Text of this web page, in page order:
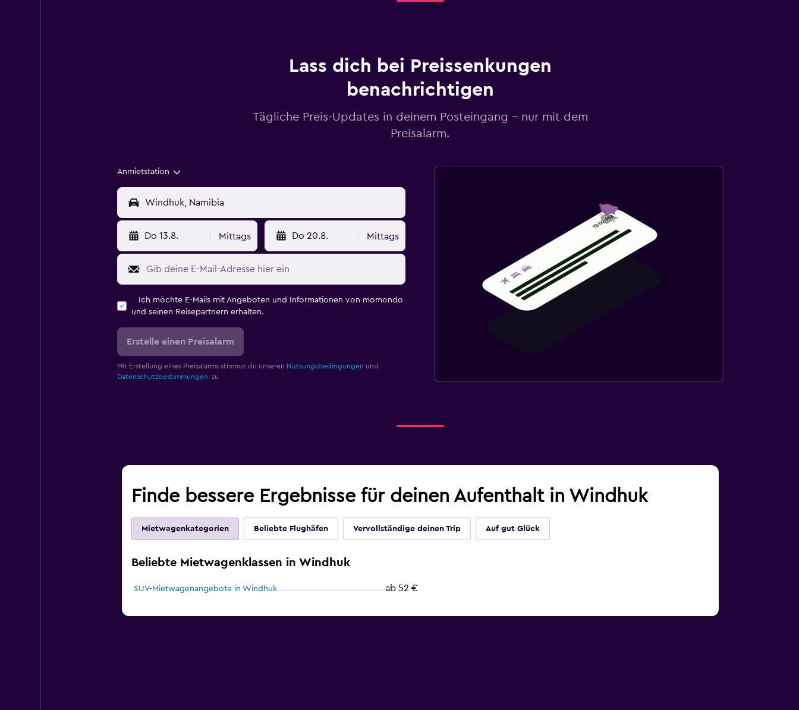
Lass dich bei Preissenkungen
benachrichtigen
Tägliche Preis-Updates in deinem Posteingang – nur mit dem
Preisalarm.
Anmietstation
Do 13.8. Mittags Do 20.8. Mittags
Ich möchte E-Mails mit Angeboten und Informationen von momondo
und seinen Reisepartnern erhalten.
Erstelle einen Preisalarm
Mit Erstellung eines Preisalarms stimmst du unseren Nutzungsbedingungen und
Datenschutzbestimmungen.zu
Finde bessere Ergebnisse für deinen Aufenthalt in Windhuk
Mietwagenkategorien Beliebte Flughäfen Vervollständige deinen Trip Auf gut Glück
Beliebte Mietwagenklassen in Windhuk
SUV-Mietwagenangebote in Windhuk ab 52 €